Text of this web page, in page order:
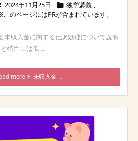
2024年11月25日  独学講義 ,
未収入金に関する仕訳処理について説明
特性上は似 ...
more 未収入金 ...